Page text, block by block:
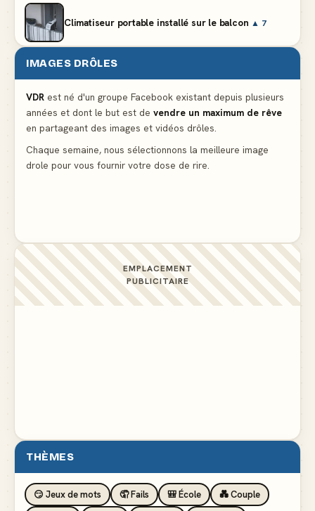
Climatiseur portable installé sur le balcon ▲ 7
Le problème cardiaque du médecin ▲ 5
La voisine en bikini pour que le mari tonde la
pelouse
IMAGES DRÔLES
VDR est né d'un groupe Facebook existant depuis plusieurs
années et dont le but est de vendre un maximum de rêve
en partageant des images et vidéos drôles.
Chaque semaine, nous sélectionnons la meilleure image
drole pour vous fournir votre dose de rire.
EMPLACEMENT
PUBLICITAIRE
THÈMES
😏 Jeux de mots 🤦 Fails 🎒 École
💑 Couple